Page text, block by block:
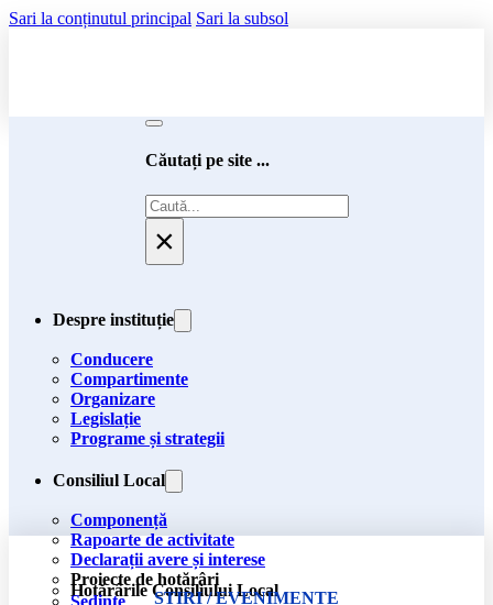
Sari la conținutul principal Sari la subsol
Căutați pe site ...
Caută
×
Despre instituție
Conducere
Compartimente
Organizare
Legislație
Programe și strategii
Consiliul Local
Componență
Rapoarte de activitate
Declarații avere și interese
Proiecte de hotărâri
Hotărârile Consiliului Local
Ședințe ȘTIRI / EVENIMENTE